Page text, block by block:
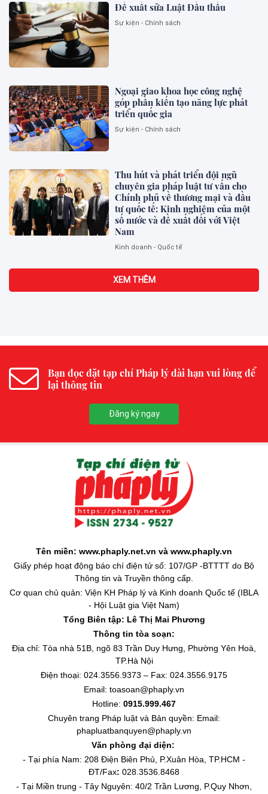
Đề xuất sửa Luật Đấu thầu
Sự kiện - Chính sách
Ngoại giao khoa học công nghệ
góp phần kiến tạo năng lực phát
triển quốc gia
Sự kiện - Chính sách
Thu hút và phát triển đội ngũ
chuyên gia pháp luật tư vấn cho
Chính phủ về thương mại và đầu
tư quốc tế: Kinh nghiệm của một
số nước và đề xuất đối với Việt
Nam
Kinh doanh - Quốc tế
XEM THÊM
Bạn đọc đặt tạp chí Pháp lý dài hạn vui lòng để
lại thông tin
Đăng ký ngay
Tên miền: www.phaply.net.vn và www.phaply.vn
Giấy phép hoạt động báo chí điện tử số: 107/GP -BTTTT do Bộ
Thông tin và Truyền thông cấp.
Cơ quan chủ quản: Viện KH Pháp lý và Kinh doanh Quốc tế (IBLA
- Hội Luật gia Việt Nam)
Tổng Biên tập: Lê Thị Mai Phương
Thông tin tòa soạn:
Địa chỉ: Tòa nhà 51B, ngõ 83 Trần Duy Hưng, Phường Yên Hoà,
TP.Hà Nội
Điện thoại: 024.3556.9373 – Fax: 024.3556.9175
Email: toasoan@phaply.vn
Hotline: 0915.999.467
Chuyên trang Pháp luật và Bản quyền: Email:
phapluatbanquyen@phaply.vn
Văn phòng đại diện:
- Tại phía Nam: 208 Điện Biên Phủ, P.Xuân Hòa, TP.HCM -
ĐT/Fax: 028.3536.8468
- Tại Miền trung - Tây Nguyên: 40/2 Trần Lương, P.Quy Nhơn,